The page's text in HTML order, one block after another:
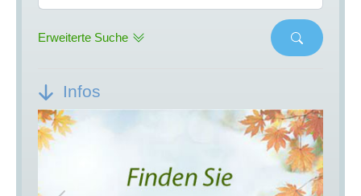
Erweiterte Suche
Infos